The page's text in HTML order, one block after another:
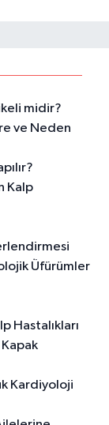
midir?
ve Neden
Kalp
Üfürümler
Hastalıkları
Kardiyoloji